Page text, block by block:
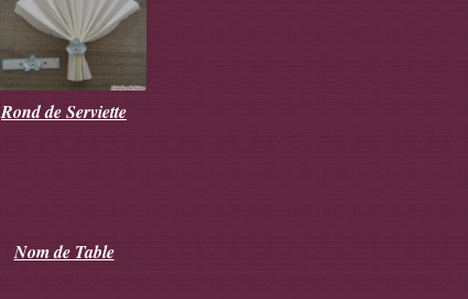
Rond de Serviette
Nom de Table